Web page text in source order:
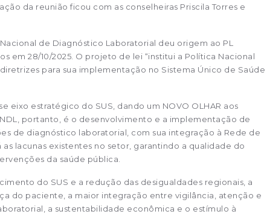
da reunião ficou com as conselheiras Priscila Torres e
de Diagnóstico Laboratorial deu origem ao PL
em 28/10/2025. O projeto de lei “institui a Política Nacional
para sua implementação no Sistema Único de Saúde
eixo estratégico do SUS, dando um NOVO OLHAR aos
portanto, é o desenvolvimento e a implementação de
de diagnóstico laboratorial, com sua integração à Rede de
lacunas existentes no setor, garantindo a qualidade do
da saúde pública.
do SUS e a redução das desigualdades regionais, a
do paciente, a maior integração entre vigilância, atenção e
a sustentabilidade econômica e o estímulo à